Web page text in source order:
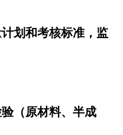
划和考核标准，监
（原材料、半成